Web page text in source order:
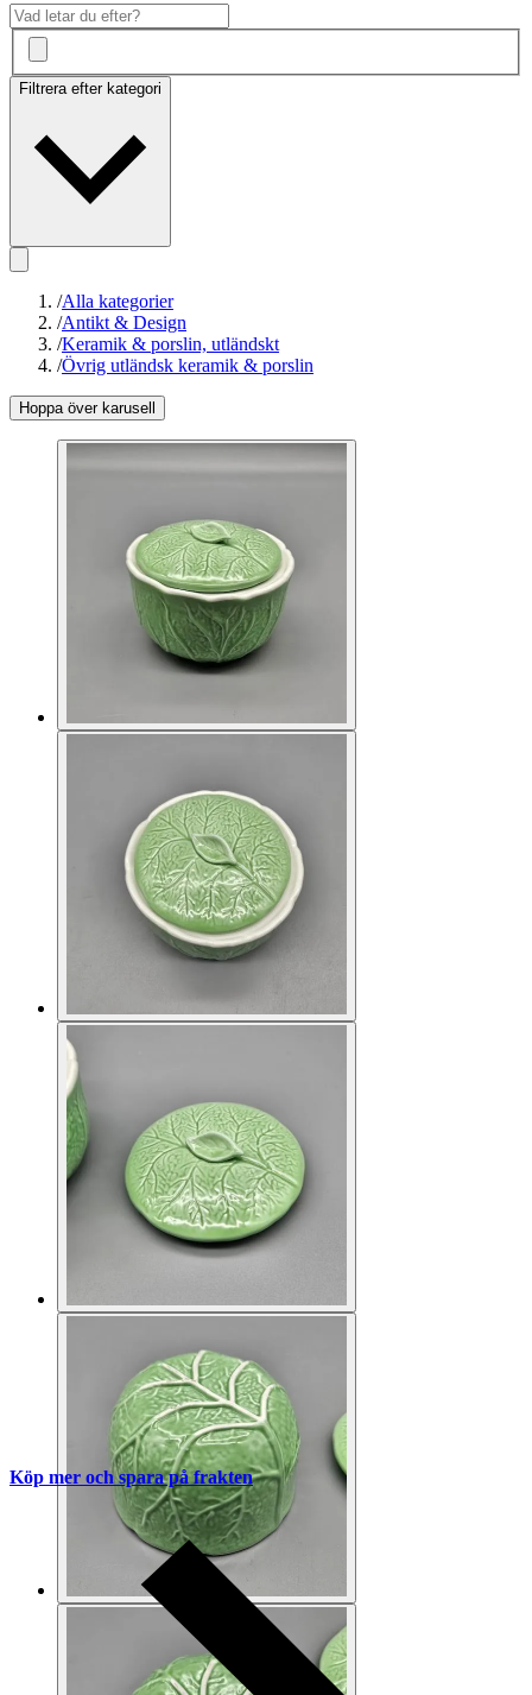
Filtrera efter kategori
/Alla kategorier
/Antikt & Design
/Keramik & porslin, utländskt
/Övrig utländsk keramik & porslin
Hoppa över karusell
Köp mer och spara på frakten